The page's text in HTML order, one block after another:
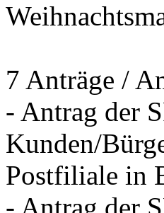
7 Anträge /
- Antrag der
Kunden/
Postfiliale in